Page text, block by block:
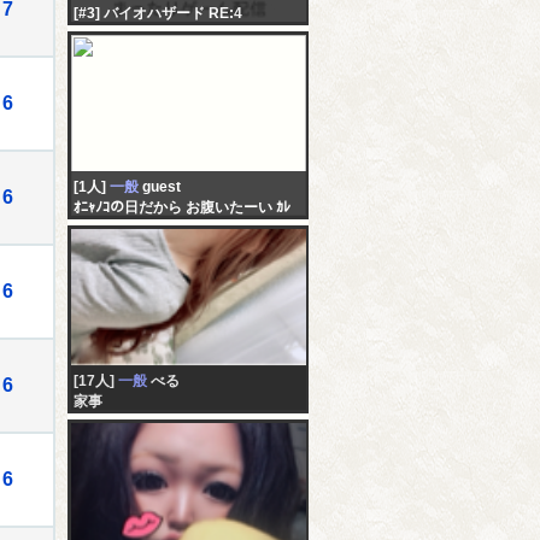
7
6
6
6
6
6
[#3] バイオハザード RE:4
[1人] 一般 guest
ｵﾆｬﾉｺの日だから お腹いたーい ｶﾚ
のことめちゃくちゃ気になってる
し 諦めたくなーい
[17人] 一般 べる
家事